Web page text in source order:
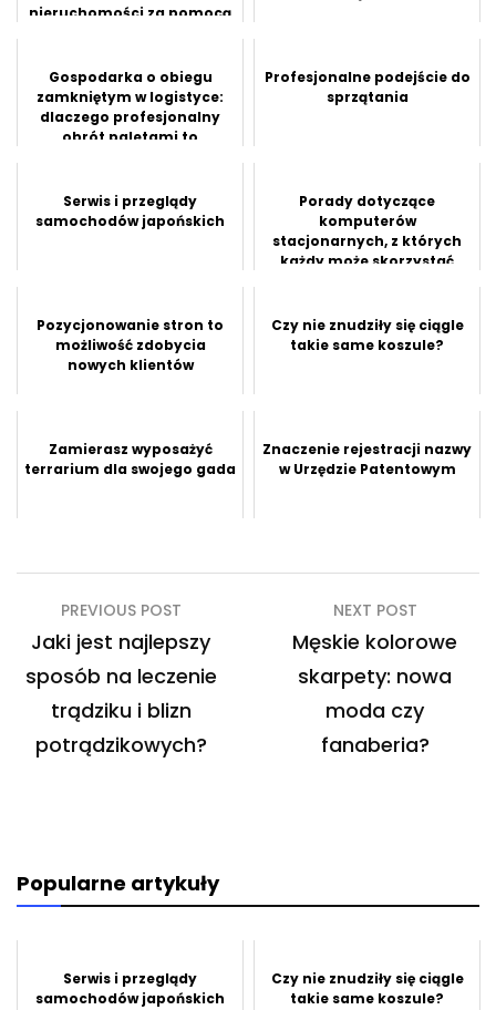
nieruchomości za pomocą
Gospodarka o obiegu
zamkniętym w logistyce:
dlaczego profesjonalny
obrót paletami to
Profesjonalne podejście do
sprzątania
Serwis i przeglądy
samochodów japońskich
Porady dotyczące
komputerów
stacjonarnych, z których
każdy może skorzystać
Pozycjonowanie stron to
możliwość zdobycia
nowych klientów
Czy nie znudziły się ciągle
takie same koszule?
Zamierasz wyposażyć
terrarium dla swojego gada
Znaczenie rejestracji nazwy
w Urzędzie Patentowym
Nawigacja
wpisu
PREVIOUS POST
Jaki jest najlepszy
sposób na leczenie
trądziku i blizn
potrądzikowych?
NEXT POST
Męskie kolorowe
skarpety: nowa
moda czy
fanaberia?
Popularne artykuły
Serwis i przeglądy
samochodów japońskich
Czy nie znudziły się ciągle
takie same koszule?